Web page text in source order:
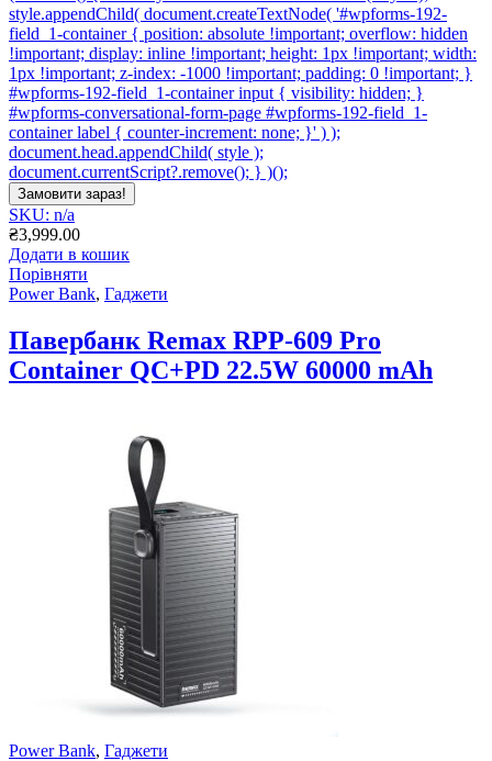
style.appendChild( document.createTextNode( '#wpforms-192-
field_1-container { position: absolute !important; overflow: hidden
!important; display: inline !important; height: 1px !important; width:
1px !important; z-index: -1000 !important; padding: 0 !important; }
#wpforms-192-field_1-container input { visibility: hidden; }
#wpforms-conversational-form-page #wpforms-192-field_1-
container label { counter-increment: none; }' ) );
document.head.appendChild( style );
document.currentScript?.remove(); } )();
Замовити зараз!
SKU: n/a
₴3,999.00
Додати в кошик
Порівняти
Power Bank, Гаджети
Павербанк Remax RPP-609 Pro
Container QC+PD 22.5W 60000 mAh
Power Bank, Гаджети